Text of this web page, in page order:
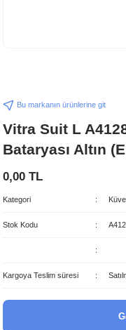
Bu markanın ürünlerine git
Vitra Suit L
Bataryası Altın
0,00 TL
Kategori
Stok Kodu
Kargoya Teslim süresi